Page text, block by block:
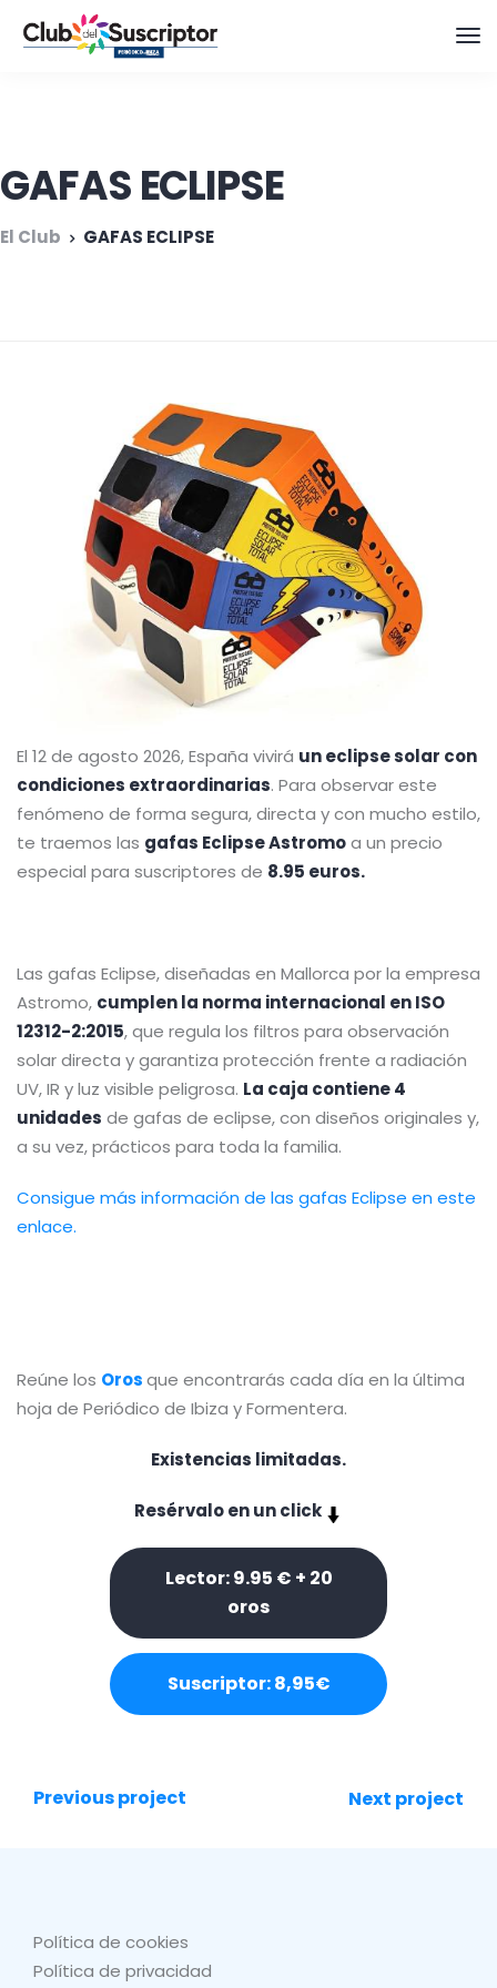
GAFAS ECLIPSE
El Club GAFAS ECLIPSE
El 12 de agosto 2026, España vivirá un eclipse solar con
condiciones extraordinarias. Para observar este
fenómeno de forma segura, directa y con mucho estilo,
te traemos las gafas Eclipse Astromoa un precio
especial para suscriptores de 8.95 euros.
Las gafas Eclipse, diseñadas en Mallorca por la empresa
Astromo, cumplen la norma internacional en ISO
12312-2:2015, que regula los filtros para observación
solar directa y garantiza protección frente a radiación
UV, IR y luz visible peligrosa. La caja contiene 4
unidades de gafas de eclipse, con diseños originales y,
a su vez, prácticos para toda la familia.
Consigue más información de las gafas Eclipse en este
enlace.
Reúne los Orosque encontrarás cada día en la última
hoja de Periódico de Ibiza y Formentera.
Existencias limitadas.
Resérvalo en un click
Lector: 9.95 € + 20
oros
Suscriptor: 8,95€
Previous project Next project
Política de cookies
Política de privacidad